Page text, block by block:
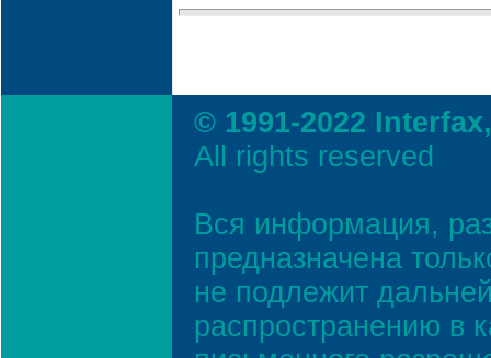
© 1991-2022
All rights reserved
Вся информация,
предназначена
не подлежит
распространению в